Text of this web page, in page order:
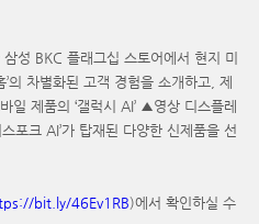
성 BKC 플래그십 스토어에서 현지 미
의 차별화된 고객 경험을 소개하고, 제
제품의 ‘갤럭시 AI’ ▲영상 디스플레
포크 AI’가 탑재된 다양한 신제품을 선
bit.ly/46Ev1RB)에서 확인하실 수